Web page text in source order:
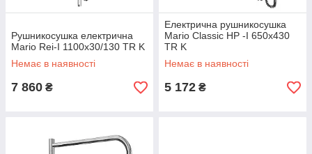
Рушникосушка електрична
Mario Rei-І 1100x30/130 TR K
Немає в наявності
7 860 ₴
Електрична рушникосушка
Mario Classic HP -I 650x430
TR K
Немає в наявності
5 172 ₴